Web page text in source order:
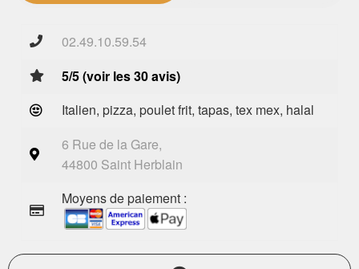
02.49.10.59.54
5/5 (voir les 30 avis)
Italien, pizza, poulet frit, tapas, tex mex, halal
6 Rue de la Gare,
44800 Saint Herblain
Moyens de paiement :